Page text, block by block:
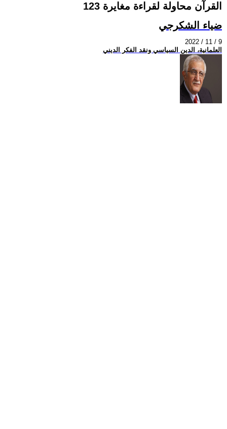
القرآن محاولة لقراءة مغايرة 123
ضياء الشكرجي
2022 / 11 / 9
العلمانية، الدين السياسي ونقد الفكر الديني